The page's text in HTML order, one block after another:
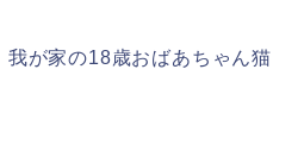
が家の18歳おばあちゃん猫